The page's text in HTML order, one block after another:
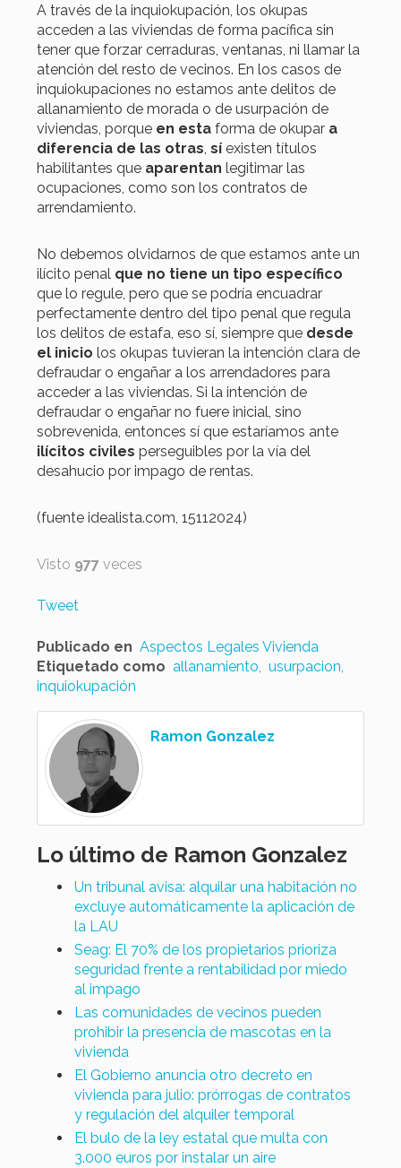
A través de la inquiokupación, los okupas
acceden a las viviendas de forma pacífica sin
tener que forzar cerraduras, ventanas, ni llamar la
atención del resto de vecinos. En los casos de
inquiokupaciones no estamos ante delitos de
allanamiento de morada o de usurpación de
viviendas, porque en esta forma de okupar a
diferencia de las otras,sí existen títulos
habilitantes que aparentan legitimar las
ocupaciones, como son los contratos de
arrendamiento.
No debemos olvidarnos de que estamos ante un
ilícito penal que no tiene un tipo específico
que lo regule, pero que se podría encuadrar
perfectamente dentro del tipo penal que regula
los delitos de estafa, eso sí, siempre que desde
el inicio los okupas tuvieran la intención clara de
defraudar o engañar a los arrendadores para
acceder a las viviendas. Si la intención de
defraudar o engañar no fuere inicial, sino
sobrevenida, entonces sí que estaríamos ante
ilícitos civiles perseguibles por la vía del
desahucio por impago de rentas.
(fuente idealista.com, 15112024)
Visto 977 veces
Tweet
Publicado en Aspectos Legales Vivienda
Etiquetado como allanamiento usurpacion
inquiokupación
Ramon Gonzalez
Lo último de Ramon Gonzalez
Un tribunal avisa: alquilar una habitación no
excluye automáticamente la aplicación de
la LAU
Seag: El 70% de los propietarios prioriza
seguridad frente a rentabilidad por miedo
al impago
Las comunidades de vecinos pueden
prohibir la presencia de mascotas en la
vivienda
El Gobierno anuncia otro decreto en
vivienda para julio: prórrogas de contratos
y regulación del alquiler temporal
El bulo de la ley estatal que multa con
3.000 euros por instalar un aire